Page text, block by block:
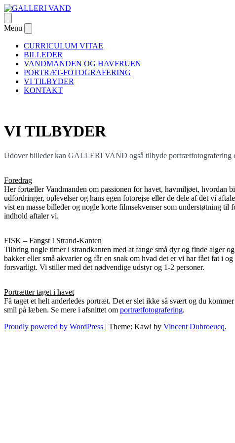
Skip
to
content
GALLERI VAND
– om passion og Danmarks første galleri dedikeret til undervandsfotografiet
menu
Menu
menu
CURRICULUM VITAE
BILLEDER
VANDMANDEN OG HAVFRUEN
PORTRÆT-FOTOGRAFERING
VI TILBYDER
KONTAKT
VI TILBYDER
Udover billeder kan GALLERI VAND også tilbyde portrætfotografering
Foredrag
Her fortæller Vandmanden om passionen for havet, havmiljøet, hvordan
udfordringer, oplevelser og hans egen fotorejse eller de dele af det vi
vist en masse billeder og nogle korte filmsekvenser som understøtning til
indhold aftaler vi.
FISK – Fangst I Strand-Kanten
Tilbring nogle timer i strandkanten med at fange små dyr og finde alger
bakker eller små akvarier og får en snak om hvad det er vi har fået fat i
forsvarligt. Vi stiller med det nødvendige udstyr og 1-2 personer.
Portrætter taget i havet
Få taget et helt anderledes portræt. Det er slet ikke så svært og du
smil på læben. Se mere i afsnittet om portrætfotografering.
Proudly powered by WordPress | Theme: Kawi by Vincent Dubroeucq.